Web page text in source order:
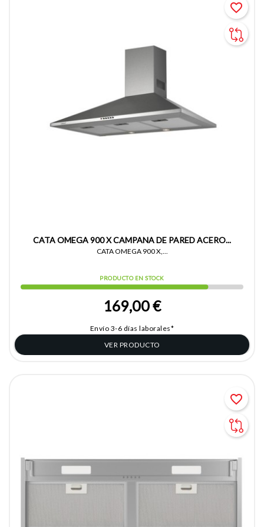
CATA OMEGA 900 X CAMPANA DE PARED ACERO...
CATA OMEGA 900 X,...
PRODUCTO EN STOCK
169,00 €
Envío 3-6 días laborales*
VER PRODUCTO
favorite_border
favorite_border